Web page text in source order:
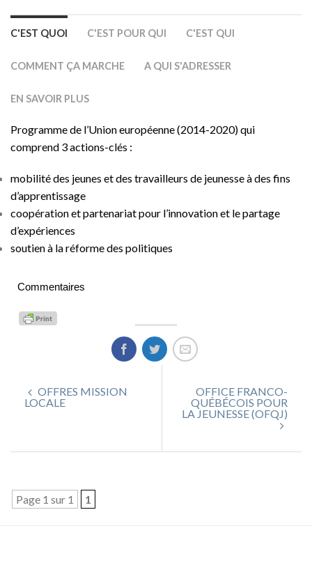
C'EST QUOI C'EST POUR QUI C'EST QUI
COMMENT ÇA MARCHE A QUI S'ADRESSER
EN SAVOIR PLUS
Programme de l’Union européenne (2014-2020) qui
comprend 3 actions-clés :
mobilité des jeunes et des travailleurs de jeunesse à des fins
d’apprentissage
coopération et partenariat pour l’innovation et le partage
d’expériences
soutien à la réforme des politiques
Commentaires
OFFRES MISSION
LOCALE
OFFICE FRANCO-
QUÉBÉCOIS POUR
LA JEUNESSE (OFQJ)
Page 1 sur 1 1